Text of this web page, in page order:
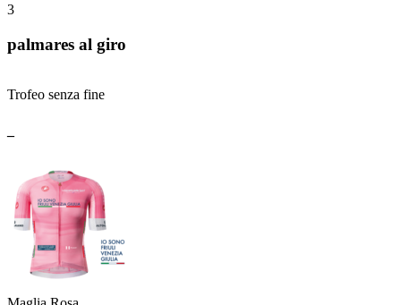
3
palmares al giro
Trofeo senza fine